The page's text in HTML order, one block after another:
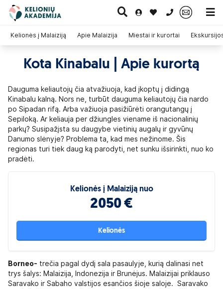
0 700 11007
Kelionės į Malaiziją Apie Malaizija Miestai ir kurortai
Kota Kinabalu | Apie kurortą
Dauguma keliautojų čia atvažiuoja, kad įkoptų į didingą
Kinabalu kalną. Nors ne, turbūt dauguma keliautojų čia nardo
po Sipadan rifą. Arba važiuoja pasižiūrėti orangutangų į
Sepiloką. Ar keliauja per džiungles viename iš nacionalinių
parkų? Susipažįsta su daugybe vietinių augalų ir gyvūnų
Danumo slėnyje? Problema ta, kad mes nežinome. Šis
regionas turi tiek daug ką parodyti, net sunku išsirinkti, nuo ko
pradėti.
Kelionės į Malaiziją nuo
2050 €
Kelionės
Borneo- trečia pagal dydį sala pasaulyje, kurią dalinasi net
trys šalys: Malaizija, Indonezija ir Brunėjus. Malaizijai priklauso
Saravako ir Sabaho valstijos esančios šioje saloje. Saravako